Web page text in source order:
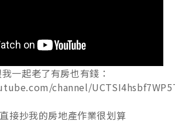
一起老了有房也有錢：
channel/
接抄我的房地產作業很划算